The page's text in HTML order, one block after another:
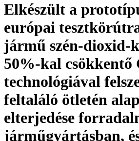
Elkészült a
európai
jármű szén-dioxid-
50%-kal csökkentő
technológiával
feltaláló ötletén
elterjedése
járműgyártásban,